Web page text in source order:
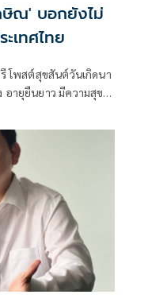
ณ' บอกยังไม่
เทศไทย
โพสต์สุขสันต์วันเกิดนา
ายุยืนยาว มีความสุข